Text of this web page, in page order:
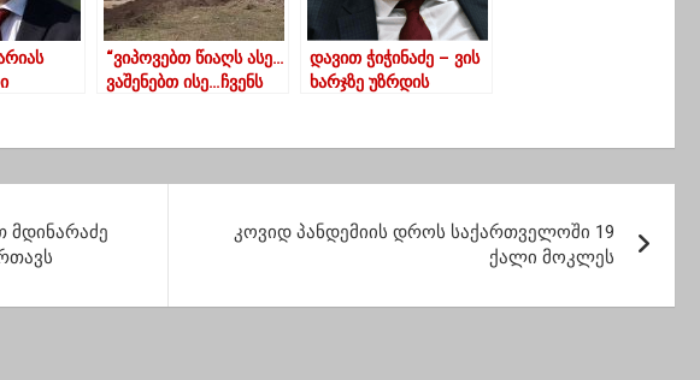
“ვიპოვებთ წიაღს ასე…
ვაშენებთ ისე…ჩვენს
გასაჭირი
დავით ჭიჭინაძე – ვის
ხარჯზე უზრდის
სამსახურში
ხელფასებს?!
მდინარაძე
კოვიდ პანდემიის დროს საქართველოში 19
ქალი მოკლეს